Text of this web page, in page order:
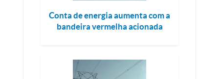
Conta de energia aumenta com a
bandeira vermelha acionada